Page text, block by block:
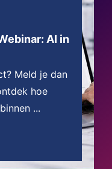
AI in
Meld je dan
hoe
...